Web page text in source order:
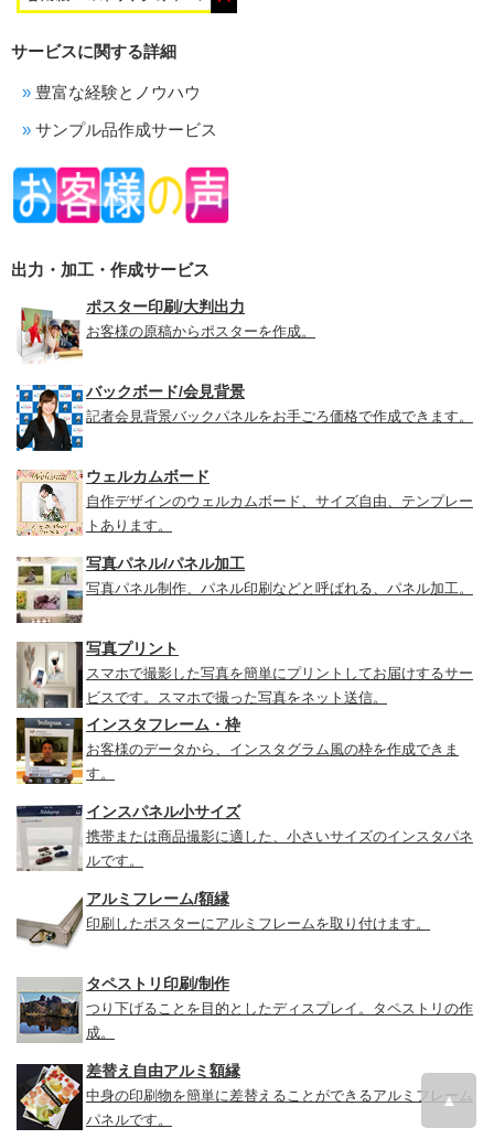
サービスに関する詳細
豊富な経験とノウハウ
サンプル品作成サービス
出力・加工・作成サービス
ポスター印刷/大判出力
お客様の原稿からポスターを作成。
バックボード/会見背景
記者会見背景バックパネルをお手ごろ価格で作成できます。
ウェルカムボード
自作デザインのウェルカムボード、サイズ自由、テンプレー
トあります。
写真パネル/パネル加工
写真パネル制作、パネル印刷などと呼ばれる、パネル加工。
写真プリント
スマホで撮影した写真を簡単にプリントしてお届けするサー
ビスです。スマホで撮った写真をネット送信。
インスタフレーム・枠
お客様のデータから、インスタグラム風の枠を作成できま
す。
インスパネル小サイズ
携帯または商品撮影に適した、小さいサイズのインスタパネ
ルです。
アルミフレーム/額縁
印刷したポスターにアルミフレームを取り付けます。
タペストリ印刷/制作
つり下げることを目的としたディスプレイ。タペストリの作
成。
差替え自由アルミ額縁
中身の印刷物を簡単に差替えることができるアルミフレーム
パネルです。
▲